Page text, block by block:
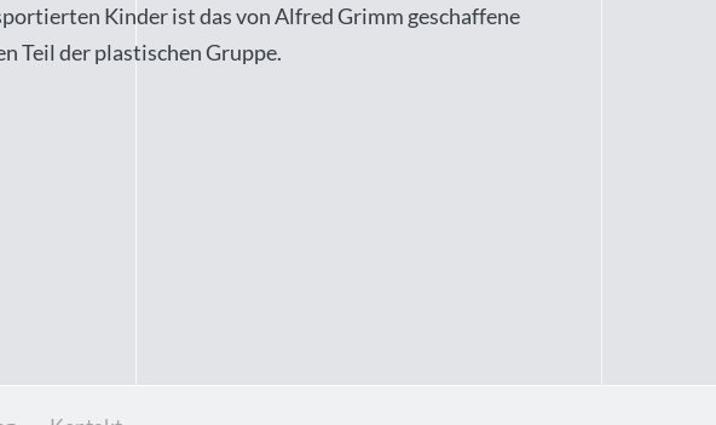
Kinder ist das von Alfred Grimm geschaffene
Teil der plastischen Gruppe.